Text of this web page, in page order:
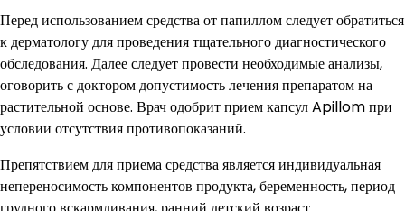
Перед использованием средства от папиллом следует обратиться
к дерматологу для проведения тщательного диагностического
обследования. Далее следует провести необходимые анализы,
оговорить с доктором допустимость лечения препаратом на
растительной основе. Врач одобрит прием капсул Apillom при
условии отсутствия противопоказаний.
Препятствием для приема средства является индивидуальная
непереносимость компонентов продукта, беременность, период